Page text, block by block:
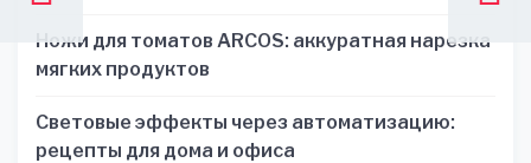
Ножи для томатов ARCOS: аккуратная нарезка
мягких продуктов
Световые эффекты через автоматизацию:
рецепты для дома и офиса